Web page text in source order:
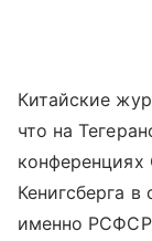
Китайские
что на
конференциях
Кенигсберга
именно